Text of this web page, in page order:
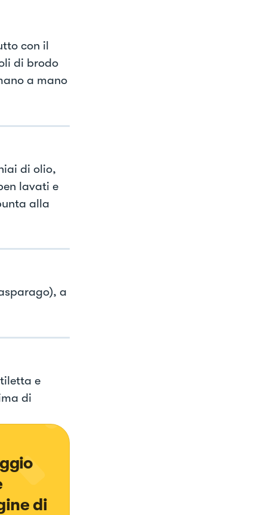
con il
di brodo
a mano
di olio,
lavati e
alla
a
e
di
di